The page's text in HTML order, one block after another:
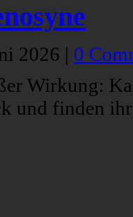
2026 | 0
Wirkung:
und finden